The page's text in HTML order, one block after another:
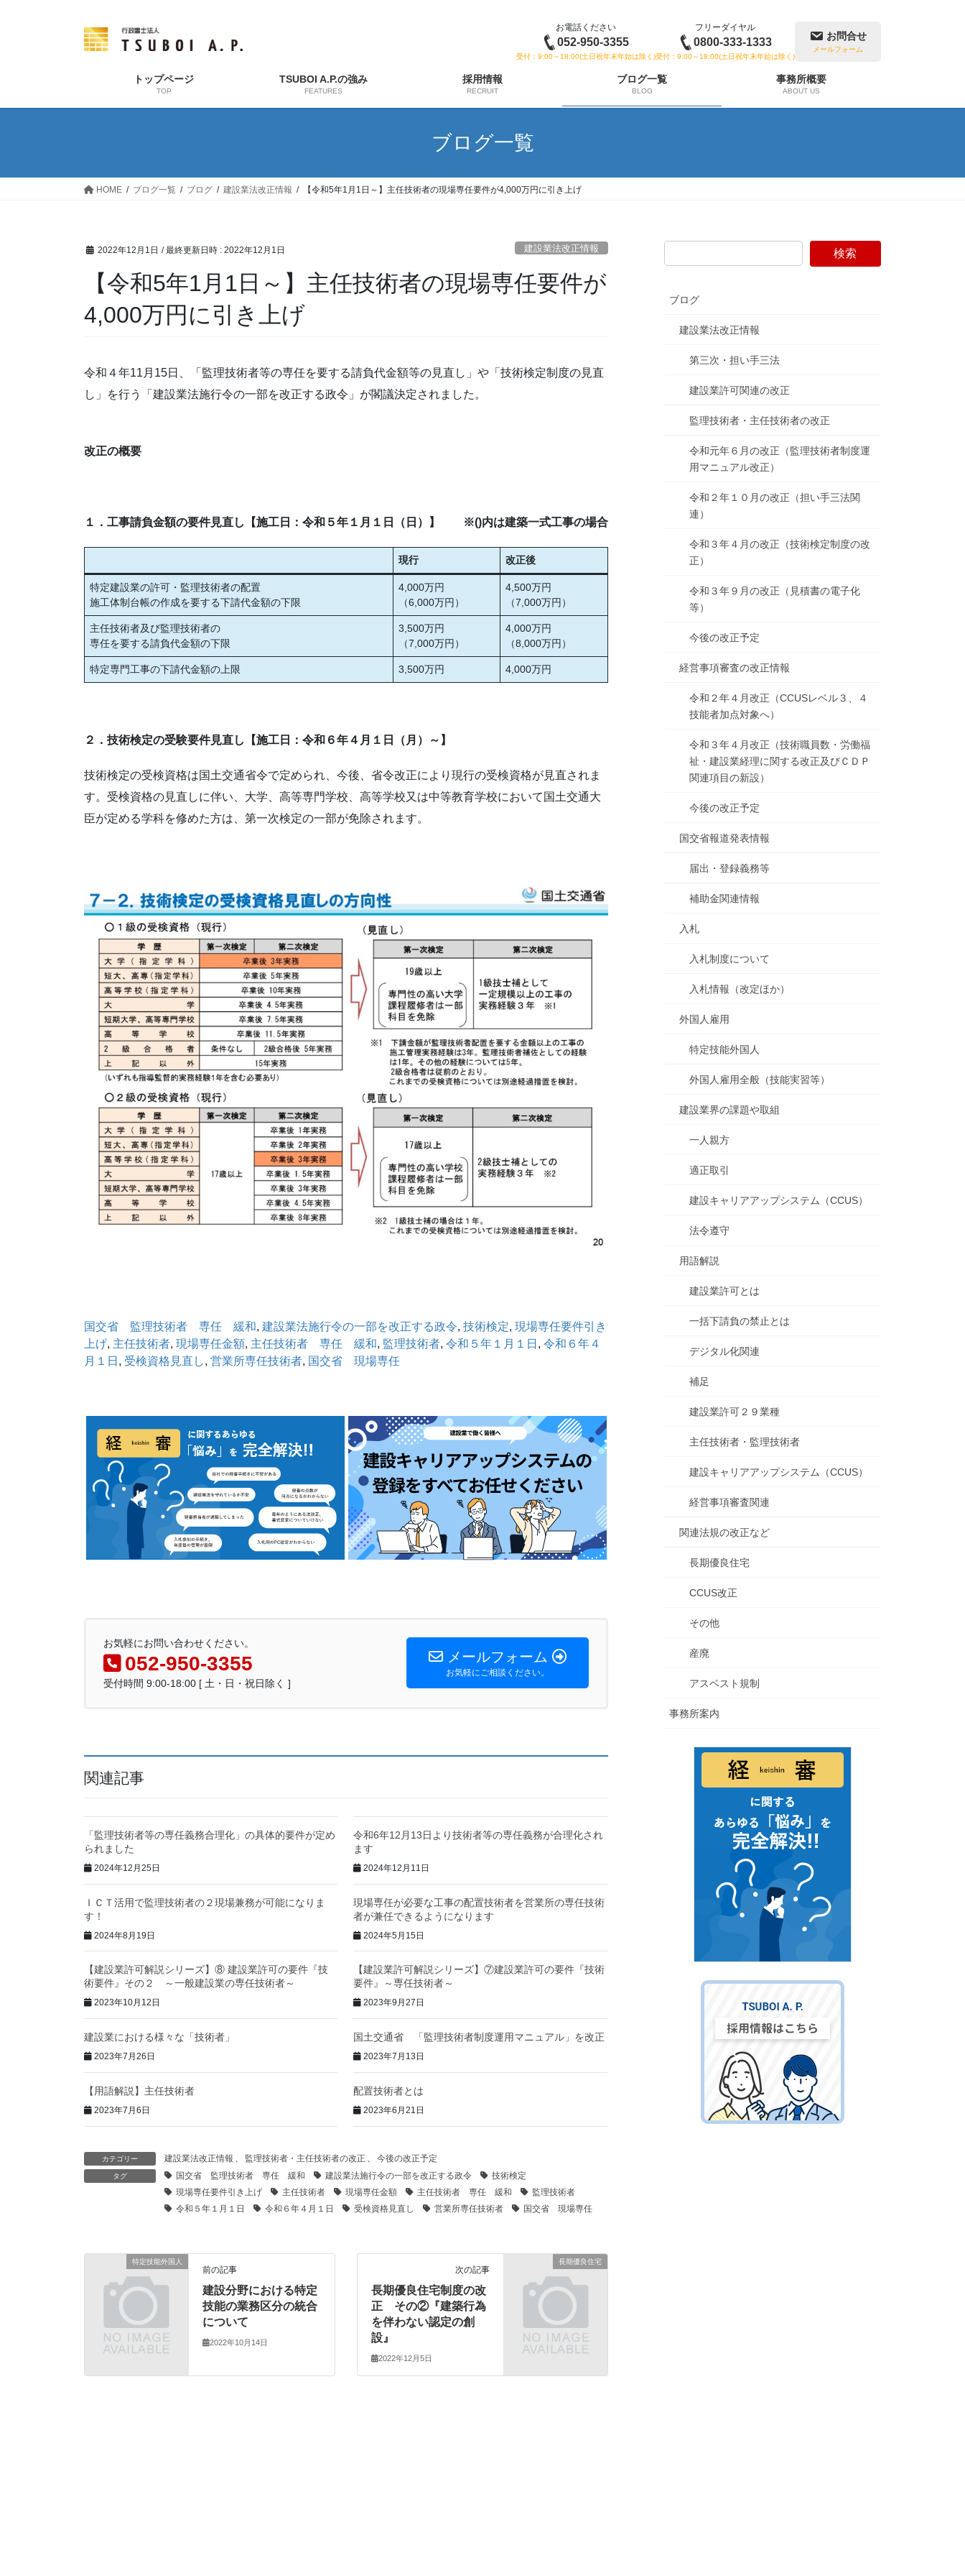
ス
ン
お電話ください
052-950-3355
受付：9:00～18:00(土日祝年末年始は除く)
フリーダイヤル
0800-333-1333
受付：9:00～18:00(土日祝年末年始は除く)
お問合せ
メールフォーム
トップページ
TOP
TSUBOI A.P.の強み
FEATURES
採用情報
RECRUIT
ブログ一覧
BLOG
事務所概要
ABOUT US
ブログ一覧
HOME ブログ一覧 ブログ 建設業法改正情報 【令和5年1月1日～】主任技術者の現場専任要件が4,000万円に引き上げ
2022年12月1日 / 最終更新日時 : 2022年12月1日 建設業法改正情報
【令和5年1月1日～】主任技術者の現場専任要件が
4,000万円に引き上げ
令和４年11月15日、「監理技術者等の専任を要する請負代金額等の見直し」や「技術検定制度の見直
し」を行う「建設業法施行令の一部を改正する政令」が閣議決定されました。
改正の概要
１．工事請負金額の要件見直し【施工日：令和５年１月１日（日）】 ※()内は建築一式工事の場合
現行 改正後
特定建設業の許可・監理技術者の配置
施工体制台帳の作成を要する下請代金額の下限
4,000万円
（6,000万円）
4,500万円
（7,000万円）
主任技術者及び監理技術者の
専任を要する請負代金額の下限
3,500万円
（7,000万円）
4,000万円
（8,000万円）
特定専門工事の下請代金額の上限 3,500万円 4,000万円
２．技術検定の受験要件見直し【施工日：令和６年４月１日（月）～】
技術検定の受検資格は国土交通省令で定められ、今後、省令改正により現行の受検資格が見直されま
す。受検資格の見直しに伴い、大学、高等専門学校、高等学校又は中等教育学校において国土交通大
臣が定める学科を修めた方は、第一次検定の一部が免除されます。
国交省 監理技術者 専任 緩和, 建設業法施行令の一部を改正する政令, 技術検定, 現場専任要件引き
上げ, 主任技術者, 現場専任金額, 主任技術者 専任 緩和, 監理技術者, 令和５年１月１日 , 令和６年４
月１日 , 受検資格見直し, 営業所専任技術者, 国交省 現場専任
お気軽にお問い合わせください。
052-950-3355
受付時間 9:00-18:00 [ 土・日・祝日除く ]
メールフォーム
お気軽にご相談ください。
関連記事
「監理技術者等の専任義務合理化」の具体的要件が定め
られました
2024年12月25日
令和6年12月13日より技術者等の専任義務が合理化され
ます
2024年12月11日
ＩＣＴ活用で監理技術者の２現場兼務が可能になりま
す！
2024年8月19日
現場専任が必要な工事の配置技術者を営業所の専任技術
者が兼任できるようになります
2024年5月15日
【建設業許可解説シリーズ】⑧ 建設業許可の要件『技
術要件』その２ ～一般建設業の専任技術者～
2023年10月12日
【建設業許可解説シリーズ】⑦建設業許可の要件『技術
要件』～専任技術者～
2023年9月27日
建設業における様々な「技術者」
2023年7月26日
国土交通省 「監理技術者制度運用マニュアル」を改正
2023年7月13日
【用語解説】主任技術者
2023年7月6日
配置技術者とは
2023年6月21日
カテゴリー 建設業法改正情報 監理技術者・主任技術者の改正 今後の改正予定
タグ 国交省 監理技術者 専任 緩和 建設業法施行令の一部を改正する政令
技術検定
現場専任要件引き上げ
主任技術者 現場専任金額 主任技術者 専任 緩和
監理技術者
令和５年１月１日
令和６年４月１日 受検資格見直し 営業所専任技術者 国交省 現場専任
特定技能外国人
前の記事
建設分野における特定
技能の業務区分の統合
について
2022年10月14日
長期優良住宅
次の記事
長期優良住宅制度の改
正 その②『建築行為
を伴わない認定の創
設』
2022年12月5日
検索
ブログ
建設業法改正情報
第三次・担い手三法
建設業許可関連の改正
監理技術者・主任技術者の改正
令和元年６月の改正（監理技術者制度運
用マニュアル改正）
令和２年１０月の改正（担い手三法関
連）
令和３年４月の改正（技術検定制度の改
正）
令和３年９月の改正（見積書の電子化
等）
今後の改正予定
経営事項審査の改正情報
令和２年４月改正（CCUSレベル３、４
技能者加点対象へ）
令和３年４月改正（技術職員数・労働福
祉・建設業経理に関する改正及びＣＤＰ
関連項目の新設）
今後の改正予定
国交省報道発表情報
届出・登録義務等
補助金関連情報
入札
入札制度について
入札情報（改定ほか）
外国人雇用
特定技能外国人
外国人雇用全般（技能実習等）
建設業界の課題や取組
一人親方
適正取引
建設キャリアアップシステム（CCUS）
法令遵守
用語解説
建設業許可とは
一括下請負の禁止とは
デジタル化関連
補足
建設業許可２９業種
主任技術者・監理技術者
建設キャリアアップシステム（CCUS）
経営事項審査関連
関連法規の改正など
長期優良住宅
CCUS改正
その他
産廃
アスベスト規制
事務所案内